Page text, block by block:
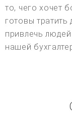
то, чего хочет
готовы
привлечь
нашей